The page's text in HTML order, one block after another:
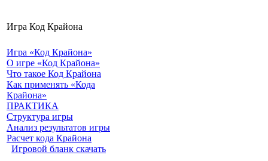
Игра Код Крайона
Игра «Код Крайона»
О игре «Код Крайона»
Что такое Код Крайона
Как применять «Кода
Крайона»
ПРАКТИКА
Структура игры
Анализ результатов игры
Расчет кода Крайона
Игровой бланк скачать